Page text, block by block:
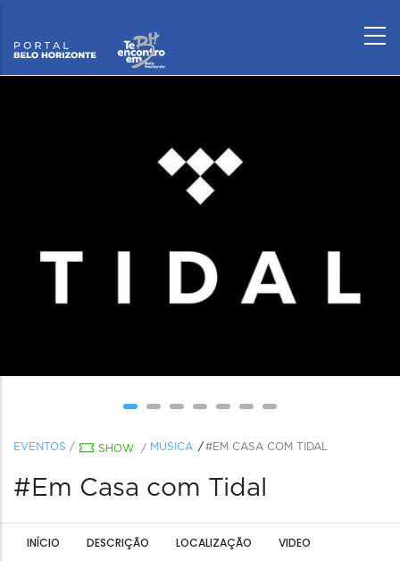
EVENTOS / SHOW / MÚSICA #EM CASA COM TIDAL
#Em Casa com Tidal
INÍCIO DESCRIÇÃO LOCALIZAÇÃO VIDEO